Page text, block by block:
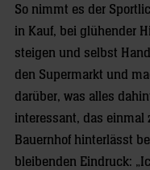
So nimmt es der
in Kauf, bei glühender
steigen und selbst
den Supermarkt und
darüber, was alles
interessant, das einmal
Bauernhof hinterlässt
bleibenden Eindruck: